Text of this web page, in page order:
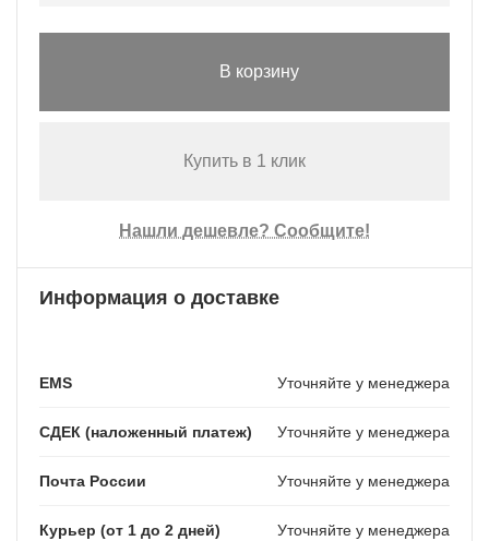
В корзину
Купить в 1 клик
Нашли дешевле? Сообщите!
Информация о доставке
EMS Уточняйте у менеджера
СДЕК (наложенный платеж) Уточняйте у менеджера
Почта России Уточняйте у менеджера
Курьер (от 1 до 2 дней) Уточняйте у менеджера